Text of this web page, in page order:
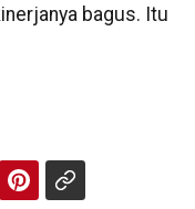
bagus. Itu